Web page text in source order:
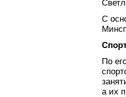
С
По
а их